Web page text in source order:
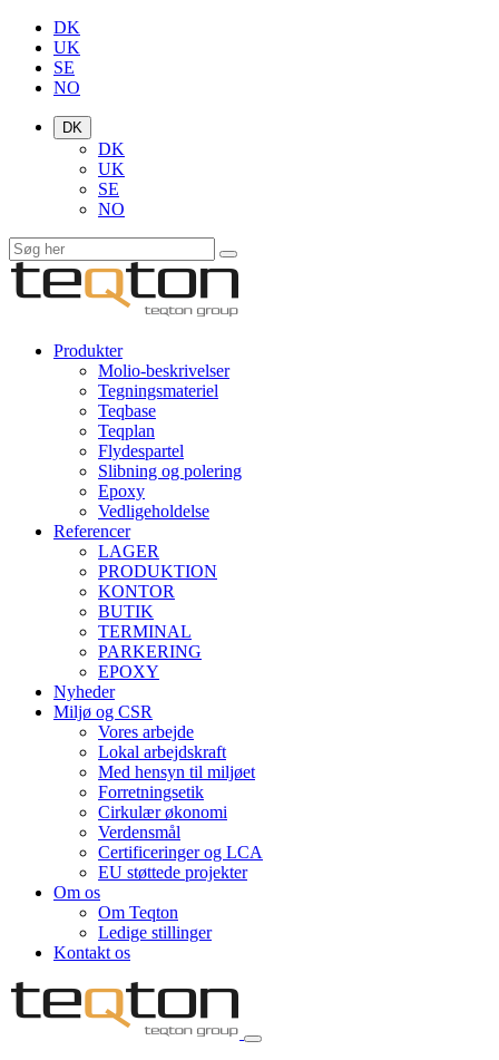
DK
UK
SE
NO
DK
DK
UK
SE
NO
Produkter
Molio-beskrivelser
Tegningsmateriel
Teqbase
Teqplan
Flydespartel
Slibning og polering
Epoxy
Vedligeholdelse
Referencer
LAGER
PRODUKTION
KONTOR
BUTIK
TERMINAL
PARKERING
EPOXY
Nyheder
Miljø og CSR
Vores arbejde
Lokal arbejdskraft
Med hensyn til miljøet
Forretningsetik
Cirkulær økonomi
Verdensmål
Certificeringer og LCA
EU støttede projekter
Om os
Om Teqton
Ledige stillinger
Kontakt os